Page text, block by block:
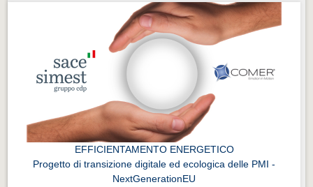
EFFICIENTAMENTO ENERGETICO
Progetto di transizione digitale ed ecologica delle PMI -
NextGenerationEU